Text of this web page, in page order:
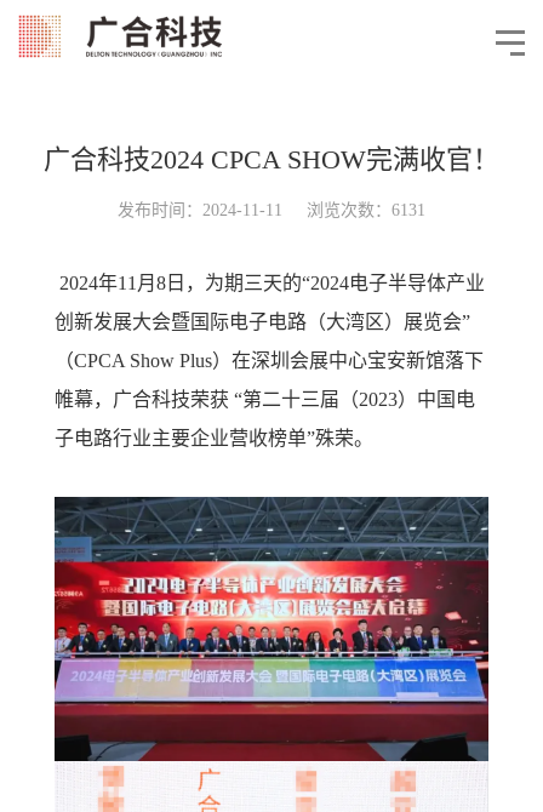
广合科技2024 CPCA SHOW完满收官！
发布时间：2024-11-11 浏览次数：6131
2024年11月8日，为期三天的“2024电子半导体产业
创新发展大会暨国际电子电路（大湾区）展览会”
（CPCA Show Plus）在深圳会展中心宝安新馆落下
帷幕，广合科技荣获 “第二十三届（2023）中国电
子电路行业主要企业营收榜单”殊荣。